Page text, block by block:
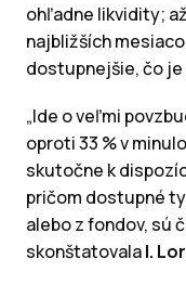
ohľadne likvidity;
najbližších
dostupnejšie, čo je
„Ide o veľmi
oproti 33 % v
skutočne k
pričom dostupné
alebo z fondov, sú
skonštatovalaI.